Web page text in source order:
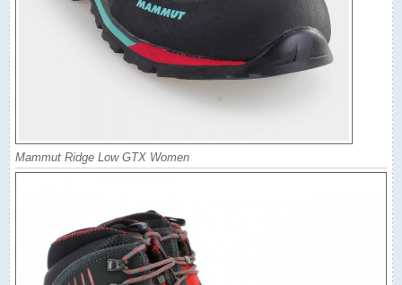
Mammut Ridge Low GTX Women